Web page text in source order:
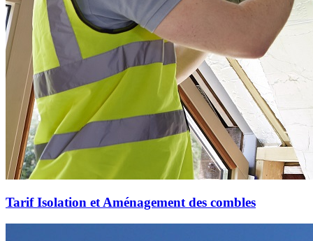
Tarif Isolation et Aménagement des combles